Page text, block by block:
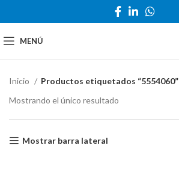
MENÚ
Inicio
Productos etiquetados “5554060”
Mostrando el único resultado
Mostrar barra lateral